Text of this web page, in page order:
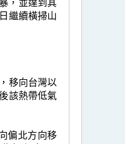
，並達到其
繼續橫掃山
移向台灣以
該熱帶低氣
偏北方向移